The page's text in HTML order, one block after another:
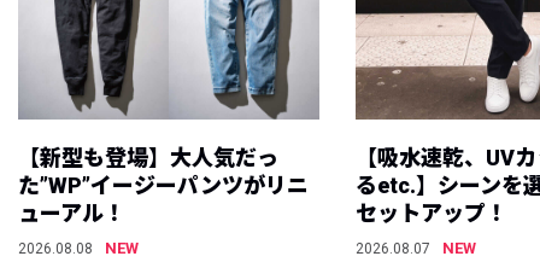
【新型も登場】大人気だっ
た”WP”イージーパンツがリニ
ューアル！
2026.08.08
NEW
【吸水速乾、UV
るetc.】シーンを
セットアップ！
2026.08.07
NEW